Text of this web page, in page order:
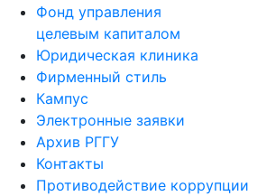
Фонд управления
целевым капиталом
Юридическая клиника
Фирменный стиль
Кампус
Электронные заявки
Архив РГГУ
Контакты
Противодействие коррупции